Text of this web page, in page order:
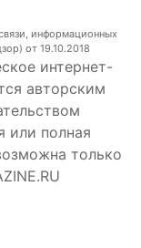
информационных
от 19.10.2018
интернет-
авторским
или полная
только